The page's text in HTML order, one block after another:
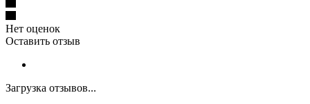
Нет оценок
Оставить отзыв
Загрузка отзывов...